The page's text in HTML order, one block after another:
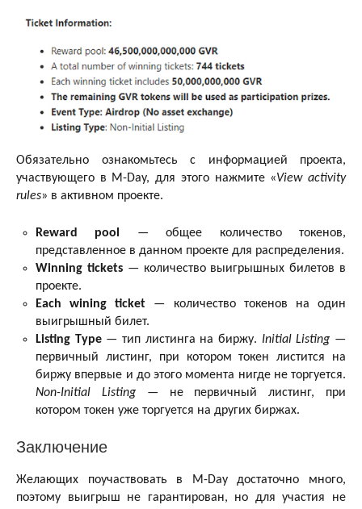
Обязательно ознакомьтесь с информацией проекта,
участвующего в M-Day, для этого нажмите «View activity
rules» в активном проекте.
Reward pool
— общее количество токенов,
представленное в данном проекте для распределения.
Winning tickets— количество выигрышных билетов в
проекте.
Each wining ticket — количество токенов на один
выигрышный билет.
Listing Type— тип листинга на биржу. Initial Listing —
первичный листинг, при котором токен листится на
биржу впервые и до этого момента нигде не торгуется.
Non-Initial Listing— не первичный листинг, при
котором токен уже торгуется на других биржах.
Заключение
Желающих поучаствовать в M-Day достаточно много,
поэтому выигрыш не гарантирован, но для участия не